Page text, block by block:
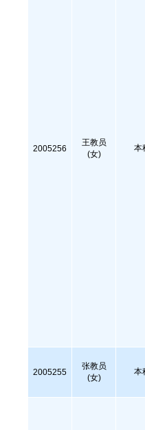
2005256
王教员
(女)
本
2005255
张教员
(女)
本